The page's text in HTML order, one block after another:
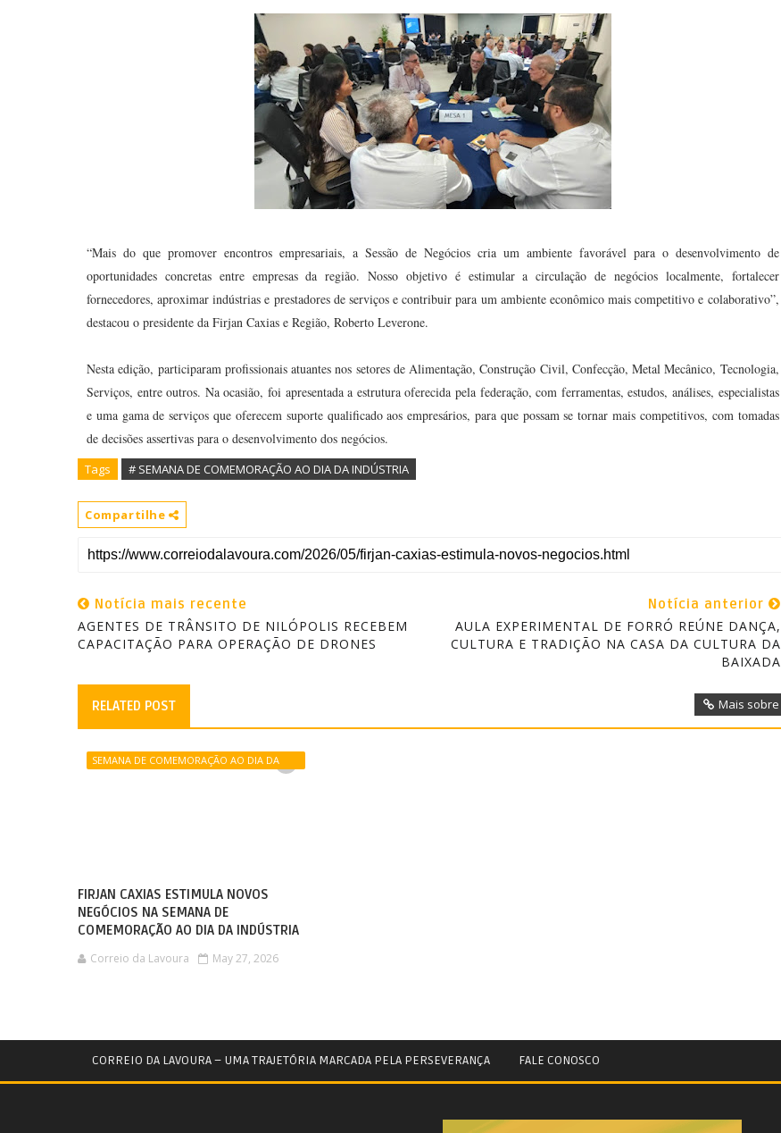
“Mais do que promover encontros empresariais, a Sessão de Negócios cria um ambiente favorável para o desenvolvimento de
oportunidades concretas entre empresas da região. Nosso objetivo é estimular a circulação de negócios localmente, fortalecer
fornecedores, aproximar indústrias e prestadores de serviços e contribuir para um ambiente econômico mais competitivo e colaborativo”,
destacou o presidente da Firjan Caxias e Região, Roberto Leverone.
Nesta edição, participaram profissionais atuantes nos setores de Alimentação, Construção Civil, Confecção, Metal Mecânico, Tecnologia,
Serviços, entre outros. Na ocasião, foi apresentada a estrutura oferecida pela federação, com ferramentas, estudos, análises, especialistas
e uma gama de serviços que oferecem suporte qualificado aos empresários, para que possam se tornar mais competitivos, com tomadas
de decisões assertivas para o desenvolvimento dos negócios.
Tags # SEMANA DE COMEMORAÇÃO AO DIA DA INDÚSTRIA
Compartilhe
Notícia mais recente
AGENTES DE TRÂNSITO DE NILÓPOLIS RECEBEM
CAPACITAÇÃO PARA OPERAÇÃO DE DRONES
Notícia anterior
AULA EXPERIMENTAL DE FORRÓ REÚNE DANÇA,
CULTURA E TRADIÇÃO NA CASA DA CULTURA DA
BAIXADA
RELATED POST Mais sobre
SEMANA DE COMEMORAÇÃO AO DIA DA
FIRJAN CAXIAS ESTIMULA NOVOS
NEGÓCIOS NA SEMANA DE
COMEMORAÇÃO AO DIA DA INDÚSTRIA
Correio da Lavoura May 27, 2026
CORREIO DA LAVOURA – UMA TRAJETÓRIA MARCADA PELA PERSEVERANÇA FALE CONOSCO